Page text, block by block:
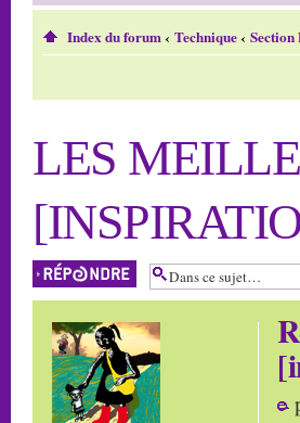
Index du forum‹ Technique‹ Section
LES
Répondre